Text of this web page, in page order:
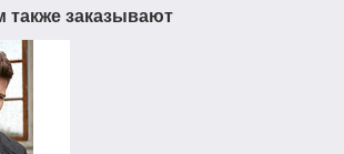
также заказывают